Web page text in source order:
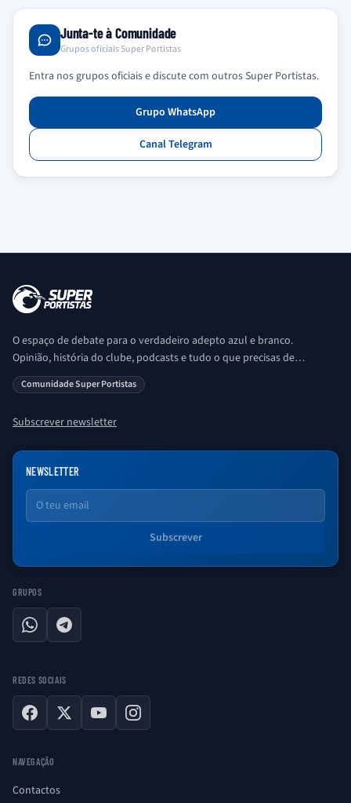
Junta-te à Comunidade
Grupos oficiais Super Portistas
Entra nos grupos oficiais e discute com outros Super Portistas.
Grupo WhatsApp
Canal Telegram
O espaço de debate para o verdadeiro adepto azul e branco.
Opinião, história do clube, podcasts e tudo o que precisas de
saber sobre o universo Porto. Ser Porto é aqui!
Comunidade Super Portistas
Subscrever newsletter
NEWSLETTER
Email
Subscrever
GRUPOS
WhatsAppTelegram
REDES SOCIAIS
Facebook
X YouTubeInstagram
NAVEGAÇÃO
Contactos